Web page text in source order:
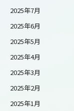
2025年7月
2025年6月
2025年5月
2025年4月
2025年3月
2025年2月
2025年1月